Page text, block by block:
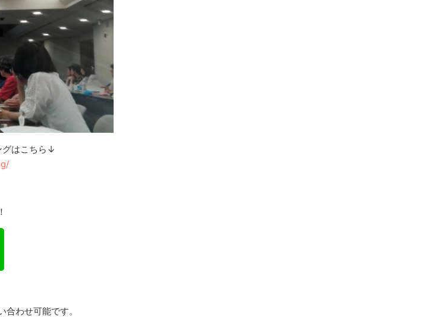
グはこちら↓
わせ可能です。